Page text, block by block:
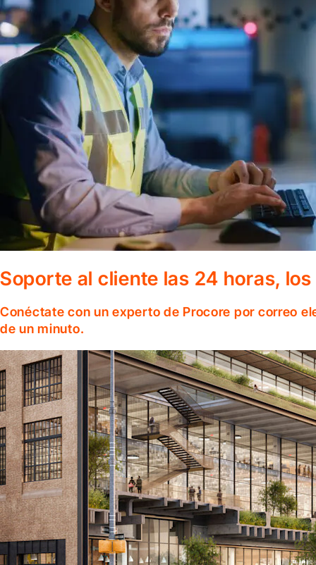
Soporte al cliente las 24 horas,
Conéctate con un experto de Procore por correo
de un minuto.